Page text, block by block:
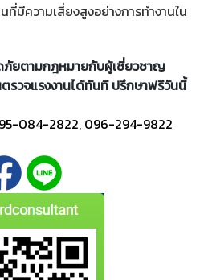
ที่มีความเสี่ยงสูงอย่างการทำงานใน
ยตามกฎหมายกับผู้เชี่ยวชาญ
รวจแรงงานได้ทันที ปรึกษาฟรีวันนี้
084-2822, 096-294-9822